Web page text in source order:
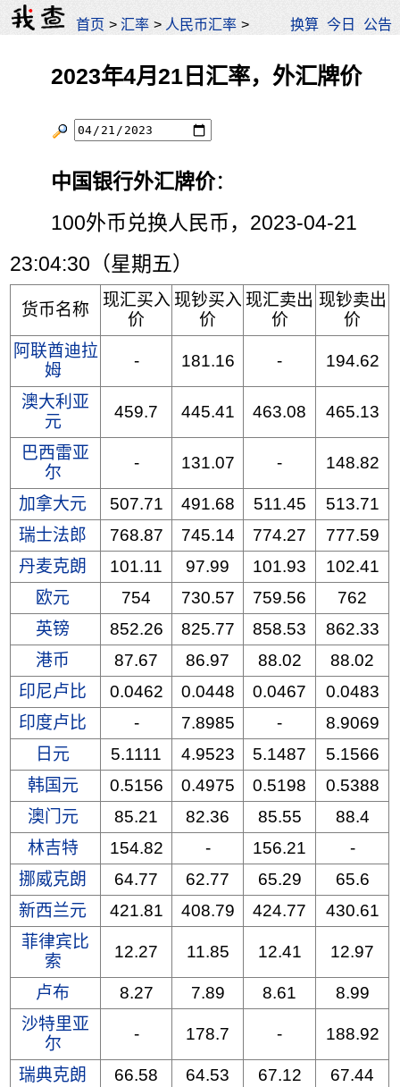
首页 >汇率 > 人民币汇率 > 换算 今日 公告
2023年4月21日汇率，外汇牌价
中国银行外汇牌价：
100外币兑换人民币，2023-04-21
23:04:30（星期五）
货币名称
现汇买入
价
现钞买入
价
现汇卖出
价
现钞卖出
价
阿联酋迪拉
姆
- 181.16 - 194.62
澳大利亚
元
459.7 445.41 463.08 465.13
巴西雷亚
尔
- 131.07 - 148.82
加拿大元 507.71 491.68 511.45
513.71
瑞士法郎
768.87 745.14 774.27
777.59
丹麦克朗
101.11 97.99 101.93
102.41
欧元
754 730.57 759.56
762
英镑
852.26 825.77 858.53
862.33
港币
87.67 86.97 88.02
88.02
印尼卢比
0.0462 0.0448 0.0467
0.0483
印度卢比
- 7.8985 -
8.9069
日元
5.1111 4.9523 5.1487
5.1566
韩国元
0.5156 0.4975 0.5198
0.5388
澳门元
85.21 82.36 85.55
88.4
林吉特
154.82 - 156.21
-
挪威克朗
64.77 62.77 65.29
65.6
新西兰元
421.81 408.79 424.77
430.61
菲律宾比
索
12.27 11.85 12.41 12.97
卢布 8.27 7.89 8.61
8.99
沙特里亚
尔
- 178.7 - 188.92
瑞典克朗 66.58 64.53 67.12
67.44